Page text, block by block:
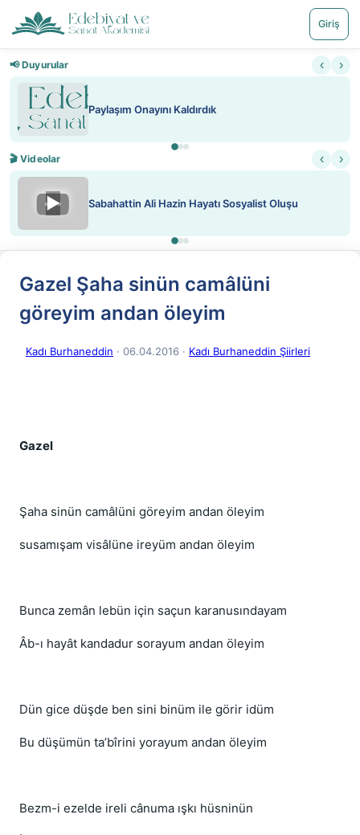
Giriş
📢 Duyurular ‹ ›
Paylaşım Onayını Kaldırdık
🎬 Videolar ‹ ›
▶ Sabahattin Ali Hazin Hayatı Sosyalist Oluşu
Gazel Şaha sinün camâlüni
göreyim andan öleyim
Kadı Burhaneddin · 06.04.2016 · Kadı Burhaneddin Şiirleri
Gazel
Şaha sinün camâlüni göreyim andan öleyim
susamışam visâlüne ireyüm andan öleyim
Bunca zemân lebün için saçun karanusındayam
Âb-ı hayât kandadur sorayum andan öleyim
Dün gice düşde ben sini binüm ile görir idüm
Bu düşümün ta’bîrini yorayum andan öleyim
Bezm-i ezelde ireli cânuma ışkı hüsninün